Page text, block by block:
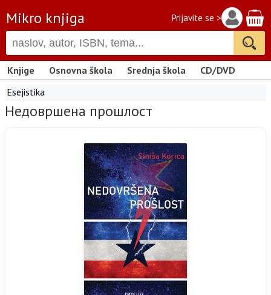
Mikro knjiga Prijavite se >
Knjige Osnovna škola Srednja škola
CD/DVD
Esejistika
Недовршена прошлост